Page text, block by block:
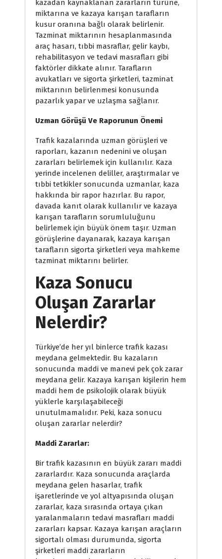
kazadan kaynaklanan zararların türüne,
miktarına ve kazaya karışan tarafların
kusur oranına bağlı olarak belirlenir.
Tazminat miktarının hesaplanmasında
araç hasarı, tıbbi masraflar, gelir kaybı,
rehabilitasyon ve tedavi masrafları gibi
faktörler dikkate alınır. Tarafların
avukatları ve sigorta şirketleri, tazminat
miktarının belirlenmesi konusunda
pazarlık yapar ve uzlaşma sağlanır.
Uzman Görüşü Ve Raporunun Önemi
Trafik kazalarında uzman görüşleri ve
raporları, kazanın nedenini ve oluşan
zararları belirlemek için kullanılır. Kaza
yerinde incelenen deliller, araştırmalar ve
tıbbi tetkikler sonucunda uzmanlar, kaza
hakkında bir rapor hazırlar. Bu rapor,
davada kanıt olarak kullanılır ve kazaya
karışan tarafların sorumluluğunu
belirlemek için büyük önem taşır. Uzman
görüşlerine dayanarak, kazaya karışan
tarafların sigorta şirketleri veya mahkeme
tazminat miktarını belirler.
Kaza Sonucu
Oluşan Zararlar
Nelerdir?
Türkiye’de her yıl binlerce trafik kazası
meydana gelmektedir. Bu kazaların
sonucunda maddi ve manevi pek çok zarar
meydana gelir. Kazaya karışan kişilerin hem
maddi hem de psikolojik olarak büyük
yüklerle karşılaşabileceği
unutulmamalıdır. Peki, kaza sonucu
oluşan zararlar nelerdir?
Maddi Zararlar:
Bir trafik kazasının en büyük zararı maddi
zararlardır. Kaza sonucunda araçlarda
meydana gelen hasarlar, trafik
işaretlerinde ve yol altyapısında oluşan
zararlar, kaza sırasında ortaya çıkan
yaralanmaların tedavi masrafları maddi
zararları kapsar. Kazaya karışan araçların
sigortalı olması durumunda, sigorta
şirketleri maddi zararların